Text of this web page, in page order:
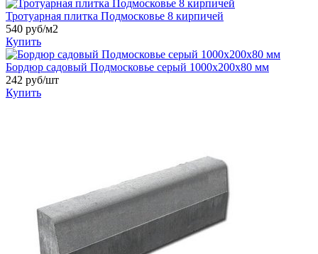
Тротуарная плитка Подмосковье 8 кирпичей
540 руб/м2
Купить
Бордюр садовый Подмосковье серый 1000x200x80 мм
242 руб/шт
Купить